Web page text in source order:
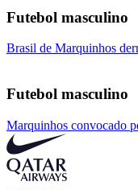
Futebol masculino
Brasil de Marquinhos
Futebol masculino
Marquinhos convocado